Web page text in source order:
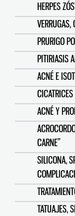
HERPES
PRURIGO
PITIRIASIS
ACNÉ E
ACNÉ Y
CARNE”
SILICONA,
TATUAJES,